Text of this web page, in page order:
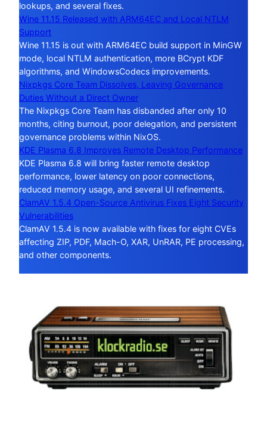
lookups, and several fixes.
Wine 11.15 Released with ARM64EC and Local NTLM
Support
Wine 11.15 is out with ARM64EC build support in MinGW
mode, local NTLM authentication, more BCrypt KDF
algorithms, and WindowsCodecs improvements.
Nixpkgs Core Team Dissolves, Leaving Governance
Duties Without a Direct Owner
The Nixpkgs Core Team has disbanded after only 10
months, citing burnout, poor delegation, and persistent
governance problems within NixOS.
KDE Plasma 6.8 Improves Remote Desktop Performance
KDE Plasma 6.8 will bring faster remote desktop
performance, lower latency on poor connections,
reduced memory usage, and several UI refinements.
ClamAV 1.5.4 Open-Source Antivirus Fixes Eight Security
Vulnerabilities
ClamAV 1.5.4 is now available with fixes for eight CVEs
affecting ZIP, PDF, Mach-O, XAR, UnRAR, PE processing,
and other components.